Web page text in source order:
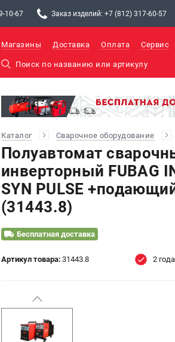
10-67 Заказ изделий: +7 (812) 317-60-57
Магазины Доставка Оплата Сервис
Каталог Сварочное оборудование
Полуавтомат
инверторный FUBAG
SYN PULSE
(31443.8)
Бесплатная доставка
Артикул товара: 31443.8 2